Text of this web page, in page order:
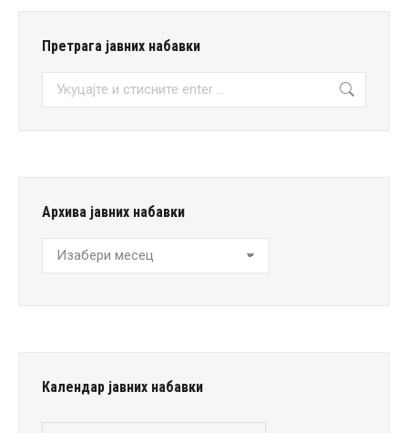
Претрага јавних набавки
Претрага:
Архива јавних набавки
Архива
јавних
Календар јавних набавки